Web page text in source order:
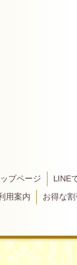
ップページ LINE
用案内
お得な割